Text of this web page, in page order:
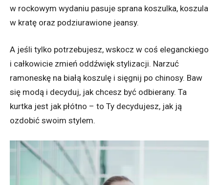
w rockowym wydaniu pasuje sprana koszulka, koszula
w kratę oraz podziurawione jeansy.
A jeśli tylko potrzebujesz, wskocz w coś eleganckiego
i całkowicie zmień oddźwięk stylizacji. Narzuć
ramoneskę na białą koszulę i sięgnij po chinosy. Baw
się modą i decyduj, jak chcesz być odbierany. Ta
kurtka jest jak płótno – to Ty decydujesz, jak ją
ozdobić swoim stylem.